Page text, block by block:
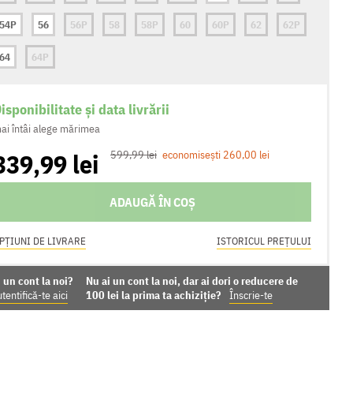
54P 56 56P 58 58P 60 60P 62 62P
64 64P
și data livrării
întâi alege mărimea
lei 599,99 lei economisești 260,00 lei
ADAUGĂ ÎN COȘ
DE LIVRARE ISTORICUL PREȚULUI
un cont la noi?
te aici
Nu ai un cont la noi, dar ai dori o reducere de
100 lei la prima ta achiziție?
Înscrie-te